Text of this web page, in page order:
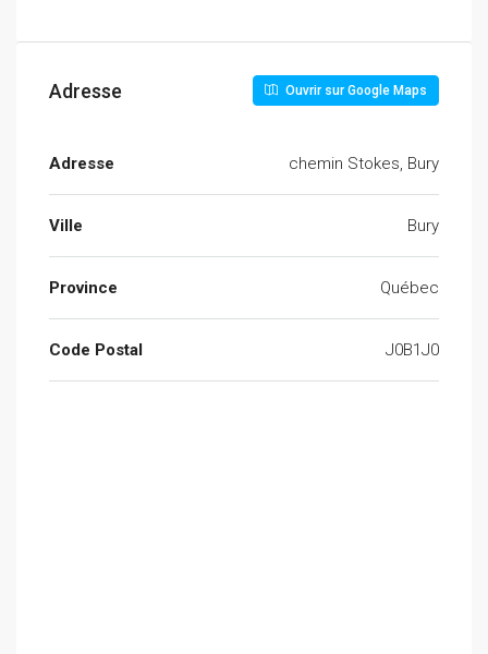
Adresse Ouvrir sur Google Maps
Adresse chemin Stokes, Bury
Ville Bury
Province Québec
Code Postal J0B1J0